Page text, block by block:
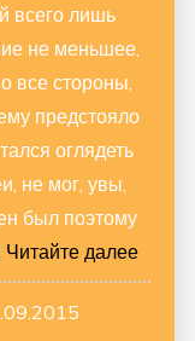
всего лишь
не меньшее,
все стороны,
предстояло
оглядеть
не мог, увы,
был поэтому
Читайте далее